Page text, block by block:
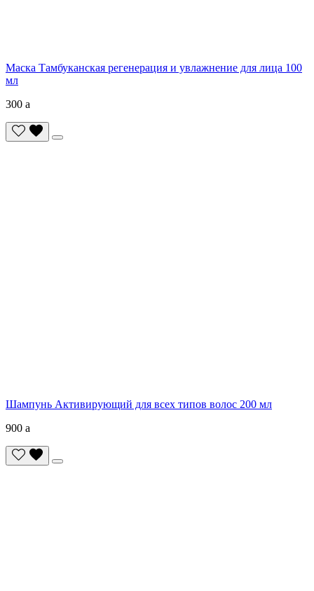
Маска Тамбуканская регенерация и увлажнение для лица 100
мл
300 a
Шампунь Активирующий для всех типов волос 200 мл
900 a